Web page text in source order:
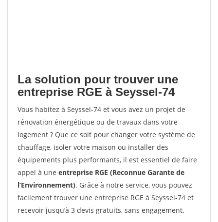
La solution pour trouver une
entreprise RGE à Seyssel-74
Vous habitez à Seyssel-74 et vous avez un projet de
rénovation énergétique ou de travaux dans votre
logement ? Que ce soit pour changer votre système de
chauffage, isoler votre maison ou installer des
équipements plus performants, il est essentiel de faire
appel à une entreprise RGE (Reconnue Garante de
l’Environnement). Grâce à notre service, vous pouvez
facilement trouver une entreprise RGE à Seyssel-74 et
recevoir jusqu’à 3 devis gratuits, sans engagement.